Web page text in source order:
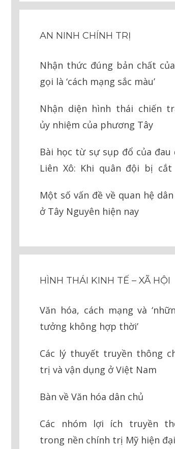
AN NINH CHÍNH TRỊ
Nhận thức đúng bản chất
gọi là ‘cách mạng sắc màu’
Nhận diện hình thái chiến
ủy nhiệm của phương Tây
Bài học từ sự sụp đổ của đau
Liên Xô: Khi quân đội bị cắt
Một số vấn đề về quan hệ
ở Tây Nguyên hiện nay
HÌNH THÁI KINH TẾ – XÃ HỘI
Văn hóa, cách mạng và
tưởng không hợp thời’
Các lý thuyết truyền thông
trị và vận dụng ở Việt Nam
Bàn về Văn hóa dân chủ
Các nhóm lợi ích truyền
trong nền chính trị Mỹ hiện đại